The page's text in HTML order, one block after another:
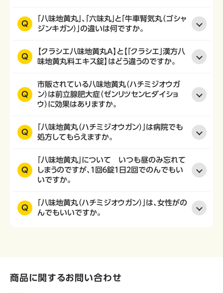
Q
「八味地黄丸」、「六味丸」と「牛車腎気丸（ゴシャ
ジンキガン）」の違いは何ですか。
Q
【クラシエ八味地黄丸A】と【「クラシエ」漢方八
味地黄丸料エキス錠】はどう違うのですか。
Q
市販されている八味地黄丸（ハチミジオウガ
ン）は前立腺肥大症（ゼンリツセンヒダイショ
ウ）に効果はありますか。
Q
「八味地黄丸（ハチミジオウガン）」は病院でも
処方してもらえますか。
Q
「八味地黄丸」について いつも昼のみ忘れて
しまうのですが、１回６錠１日２回でのんでもい
いですか。
Q
「八味地黄丸（ハチミジオウガン）」は、女性がの
んでもいいですか。
商品に関するお問い合わせ